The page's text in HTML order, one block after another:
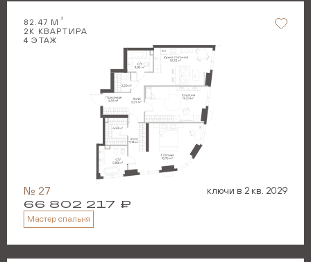
82.47 М 2
2 К КВАРТИРА
4 ЭТАЖ
№ 27 ключи в 2 кв. 2029
66 802 217 ₽
Мастер спальня